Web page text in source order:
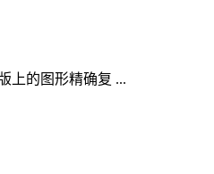
上的图形精确复 ...